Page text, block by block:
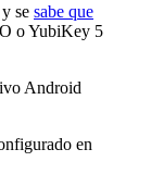
y se sabe que
o YubiKey 5
Android
en